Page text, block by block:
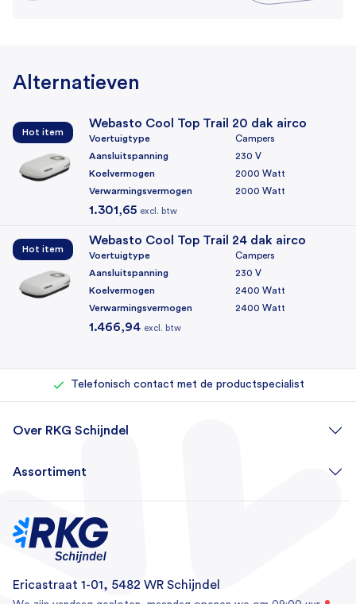
Alternatieven
Hot item
Webasto Cool Top Trail 20 dak airco
Voertuigtype
Campers
Aansluitspanning
230 V
Koelvermogen
2000 Watt
Verwarmingsvermogen
2000 Watt
1.301,65 excl. btw
Hot item
Webasto Cool Top Trail 24 dak airco
Voertuigtype
Campers
Aansluitspanning
230 V
Koelvermogen
2400 Watt
Verwarmingsvermogen
2400 Watt
1.466,94 excl. btw
Eigen reparatieafdeling (500+ reparaties per jaar)
Telefonisch contact met de productspecialist
Ericastraat 1-01, 5482 WR Schijndel
Over RKG Schijndel
Assortiment